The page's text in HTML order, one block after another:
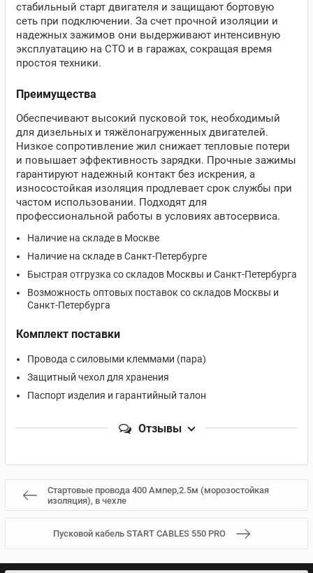
стабильный старт двигателя и защищают бортовую
сеть при подключении. За счет прочной изоляции и
надежных зажимов они выдерживают интенсивную
эксплуатацию на СТО и в гаражах, сокращая время
простоя техники.
Преимущества
Обеспечивают высокий пусковой ток, необходимый
для дизельных и тяжёлонагруженных двигателей.
Низкое сопротивление жил снижает тепловые потери
и повышает эффективность зарядки. Прочные зажимы
гарантируют надежный контакт без искрения, а
износостойкая изоляция продлевает срок службы при
частом использовании. Подходят для
профессиональной работы в условиях автосервиса.
Наличие на складе в Москве
Наличие на складе в Санкт-Петербурге
Быстрая отгрузка со складов Москвы и Санкт-Петербурга
Возможность оптовых поставок со складов Москвы и
Санкт-Петербурга
Комплект поставки
Провода с силовыми клеммами (пара)
Защитный чехол для хранения
Паспорт изделия и гарантийный талон
Отзывы
Стартовые провода 400 Aмпер,2.5м (морозостойкая
изоляция), в чехле
Пусковой кабель START CABLES 550 PRO